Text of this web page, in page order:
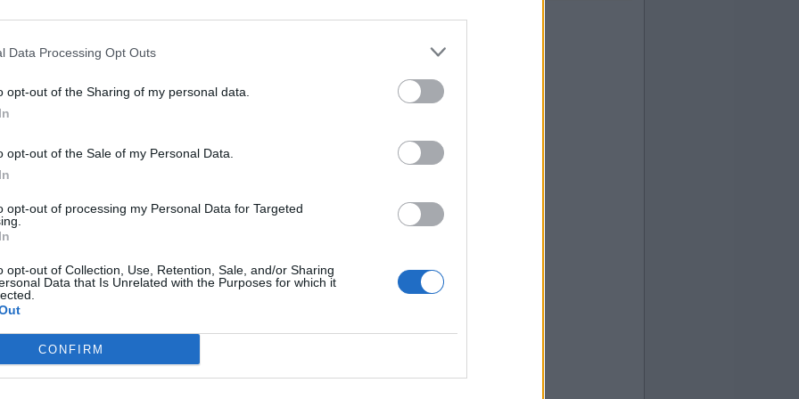
Data Processing Opt Outs
opt-out of the Sharing of my personal data.
opt-out of the Sale of my Personal Data.
opt-out of processing my Personal Data for Targeted
opt-out of Collection, Use, Retention, Sale, and/or Sharing
Data that Is Unrelated with the Purposes for which it
CONFIRM
cabeça:
do metrô do RJ
de chuvas
no Egito